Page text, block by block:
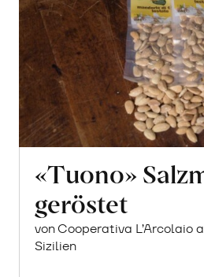
«Tuono»
geröstet
von Cooperativa L’Arcolaio
Sizilien